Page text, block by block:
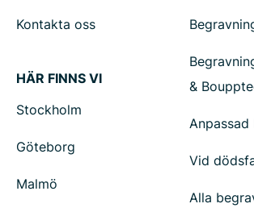
Kontakta oss
HÄR FINNS VI
Stockholm
Göteborg
Malmö
&
Anpassad
Vid
Alla